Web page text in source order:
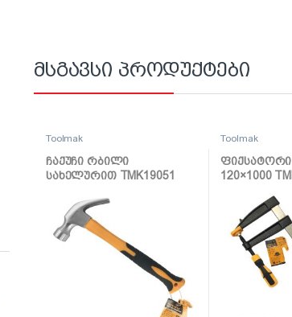
მსგავსი პროდუქტები
Toolmak
ჩაქუჩი რბილი
სახელურით TMK19051
Toolmak
120×1000